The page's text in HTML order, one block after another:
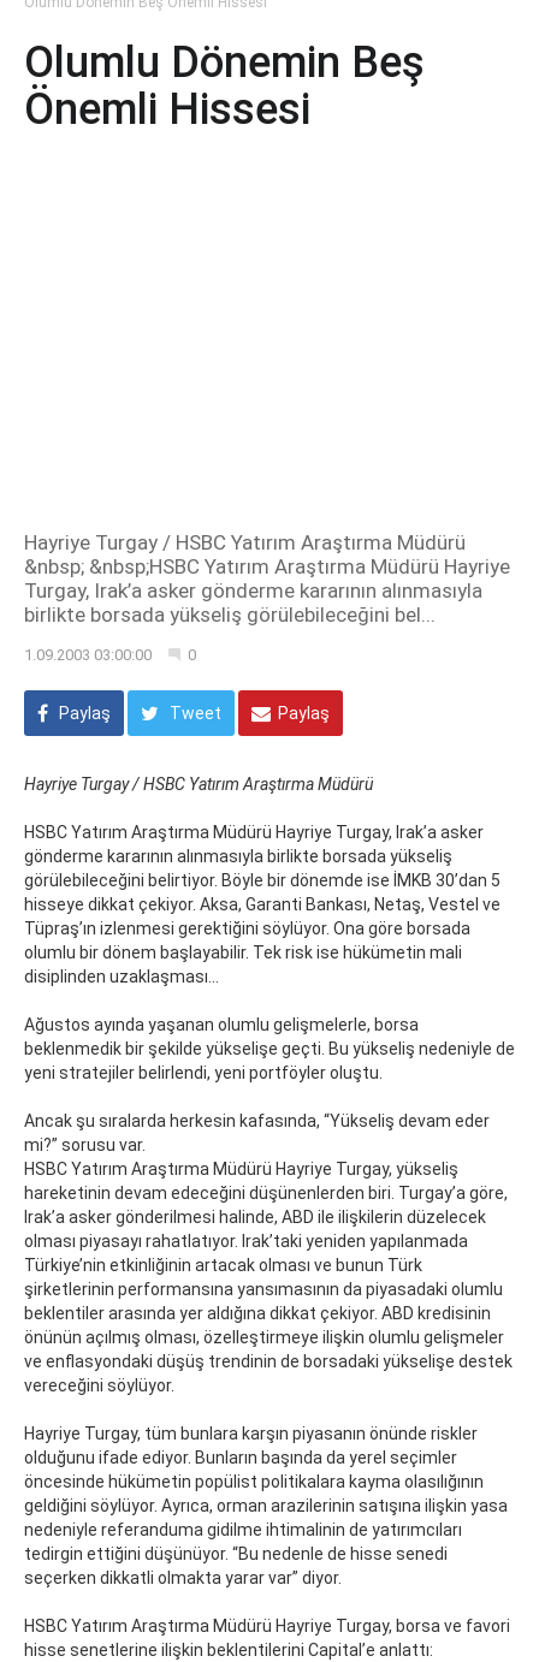
Olumlu Dönemin Beş
Önemli Hissesi
Hayriye Turgay / HSBC Yatırım Araştırma Müdürü
&nbsp; &nbsp;HSBC Yatırım Araştırma Müdürü Hayriye
Turgay, Irak’a asker gönderme kararının alınmasıyla
birlikte borsada yükseliş görülebileceğini bel...
1.09.2003 03:00:00 0
Paylaş Tweet Paylaş
Hayriye Turgay / HSBC Yatırım Araştırma Müdürü
HSBC Yatırım Araştırma Müdürü Hayriye Turgay, Irak’a asker
gönderme kararının alınmasıyla birlikte borsada yükseliş
görülebileceğini belirtiyor. Böyle bir dönemde ise İMKB 30’dan 5
hisseye dikkat çekiyor. Aksa, Garanti Bankası, Netaş, Vestel ve
Tüpraş’ın izlenmesi gerektiğini söylüyor. Ona göre borsada
olumlu bir dönem başlayabilir. Tek risk ise hükümetin mali
disiplinden uzaklaşması…
Ağustos ayında yaşanan olumlu gelişmelerle, borsa
beklenmedik bir şekilde yükselişe geçti. Bu yükseliş nedeniyle de
yeni stratejiler belirlendi, yeni portföyler oluştu.
Ancak şu sıralarda herkesin kafasında, “Yükseliş devam eder
mi?” sorusu var.
HSBC Yatırım Araştırma Müdürü Hayriye Turgay, yükseliş
hareketinin devam edeceğini düşünenlerden biri. Turgay’a göre,
Irak’a asker gönderilmesi halinde, ABD ile ilişkilerin düzelecek
olması piyasayı rahatlatıyor. Irak’taki yeniden yapılanmada
Türkiye’nin etkinliğinin artacak olması ve bunun Türk
şirketlerinin performansına yansımasının da piyasadaki olumlu
beklentiler arasında yer aldığına dikkat çekiyor. ABD kredisinin
önünün açılmış olması, özelleştirmeye ilişkin olumlu gelişmeler
ve enflasyondaki düşüş trendinin de borsadaki yükselişe destek
vereceğini söylüyor.
Hayriye Turgay, tüm bunlara karşın piyasanın önünde riskler
olduğunu ifade ediyor. Bunların başında da yerel seçimler
öncesinde hükümetin popülist politikalara kayma olasılığının
geldiğini söylüyor. Ayrıca, orman arazilerinin satışına ilişkin yasa
nedeniyle referanduma gidilme ihtimalinin de yatırımcıları
tedirgin ettiğini düşünüyor. “Bu nedenle de hisse senedi
seçerken dikkatli olmakta yarar var” diyor.
HSBC Yatırım Araştırma Müdürü Hayriye Turgay, borsa ve favori
hisse senetlerine ilişkin beklentilerini Capital’e anlattı: